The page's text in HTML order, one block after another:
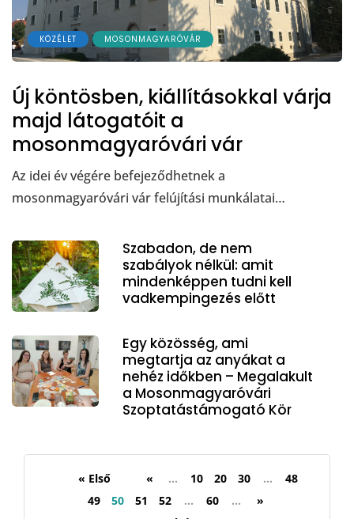
KÖZÉLET MOSONMAGYARÓVÁR
Új köntösben, kiállításokkal várja
majd látogatóit a
mosonmagyaróvári vár
Az idei év végére befejeződhetnek a
mosonmagyaróvári vár felújítási munkálatai…
Szabadon, de nem
szabályok nélkül: amit
mindenképpen tudni kell
vadkempingezés előtt
Egy közösség, ami
megtartja az anyákat a
nehéz időkben – Megalakult
a Mosonmagyaróvári
Szoptatástámogató Kör
« Első « ... 10 20 30 ...
48
49
50 51 52 ... 60 ...
»